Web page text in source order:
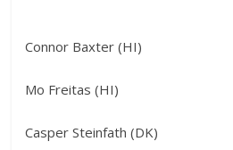
Connor Baxter (HI)
Mo Freitas (HI)
Casper Steinfath (DK)